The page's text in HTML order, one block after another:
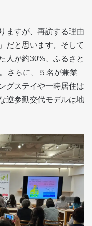
ますが、再訪する理由
だと思います。そして
人が約30%、ふるさと
さらに、５名が兼業
グステイや一時居住は
逆参勤交代モデルは地